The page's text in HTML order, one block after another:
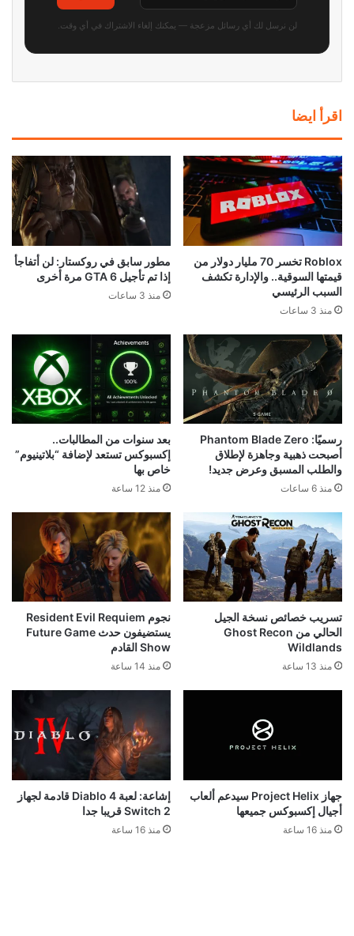
لن نرسل لك أي رسائل مزعجة — يمكنك إلغاء الاشتراك في أي وقت.
اقرأ ايضا
Roblox تخسر 70 مليار دولار من
قيمتها السوقية.. والإدارة تكشف
السبب الرئيسي
منذ 3 ساعات
مطور سابق في روكستار: لن أتفاجأ
إذا تم تأجيل GTA 6 مرة أخرى
منذ 3 ساعات
رسميًا: Phantom Blade Zero
أصبحت ذهبية وجاهزة لإطلاق
والطلب المسبق وعرض جديد!
منذ 6 ساعات
بعد سنوات من المطالبات..
إكسبوكس تستعد لإضافة “بلاتينيوم”
خاص بها
منذ 12 ساعة
تسريب خصائص نسخة الجيل
الحالي من Ghost Recon
Wildlands
منذ 13 ساعة
نجوم Resident Evil Requiem
يستضيفون حدث Future Game
Show القادم
منذ 14 ساعة
جهاز Project Helix سيدعم ألعاب
أجيال إكسبوكس جميعها
منذ 16 ساعة
إشاعة: لعبة Diablo 4 قادمة لجهاز
Switch 2 قريبا جدا
منذ 16 ساعة